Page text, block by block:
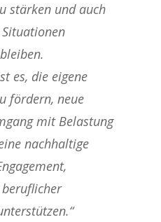
stärken und auch
es, die eigene
fördern, neue
mit Belastung
nachhaltige